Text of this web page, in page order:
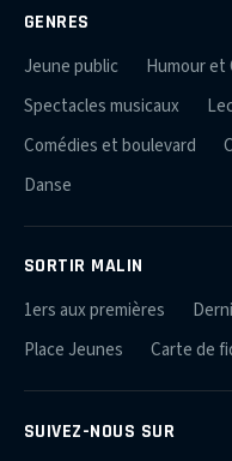
GENRES
Jeune public
Humour et
Spectacles musicaux
Comédies et boulevard
Danse
SORTIR MALIN
1ers aux premières
Place Jeunes
Carte de
SUIVEZ-NOUS SUR